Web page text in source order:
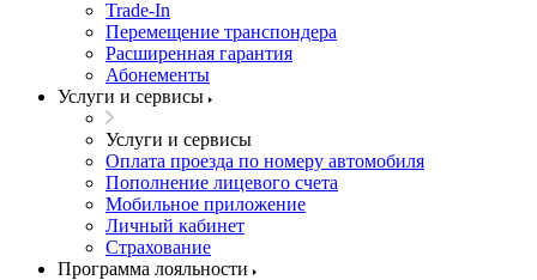
Trade-In
Перемещение транспондера
Расширенная гарантия
Абонементы
Услуги и сервисы
Услуги и сервисы
Оплата проезда по номеру автомобиля
Пополнение лицевого счета
Мобильное приложение
Личный кабинет
Страхование
Программа лояльности